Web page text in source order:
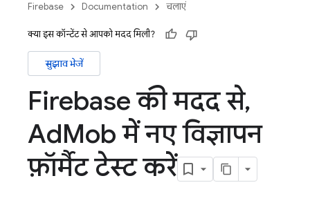
Firebase Documentation चलाएं
क्या इस कॉन्टेंट से आपको मदद मिली?
सुझाव भेजें
Firebase की मदद से,
AdMob में नए विज्ञापन
फ़ॉर्मैट टेस्ट करें